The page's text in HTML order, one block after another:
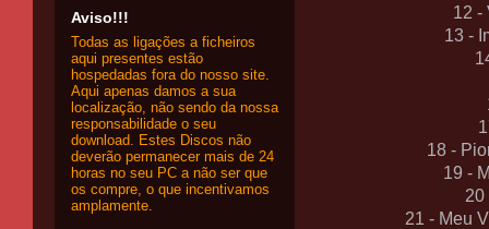
12 -
13 -
18 -
19 -
20
21 - Meu
Aviso!!!
Todas as ligações a ficheiros
aqui presentes estão
hospedadas fora do nosso site.
Aqui apenas damos a sua
localização, não sendo da nossa
responsabilidade o seu
download. Estes Discos não
deverão permanecer mais de 24
horas no seu PC a não ser que
os compre, o que incentivamos
amplamente.